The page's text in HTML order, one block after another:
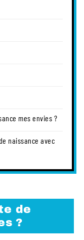
mes envies ?
naissance avec
de
?